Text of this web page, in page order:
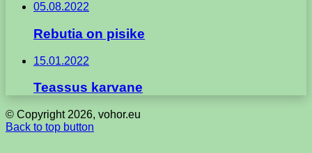
05.08.2022
Rebutia on pisike
15.01.2022
Teassus karvane
© Copyright 2026, vohor.eu
Back to top button